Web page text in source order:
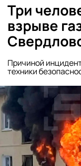
Три
взрыве
Причиной
техники